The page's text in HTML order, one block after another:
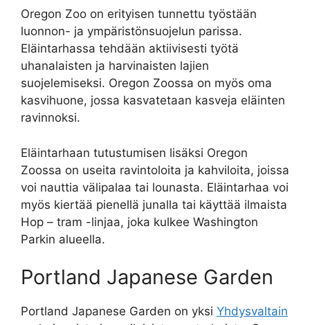
Oregon Zoo on erityisen tunnettu työstään
luonnon- ja ympäristönsuojelun parissa.
Eläintarhassa tehdään aktiivisesti työtä
uhanalaisten ja harvinaisten lajien
suojelemiseksi. Oregon Zoossa on myös oma
kasvihuone, jossa kasvatetaan kasveja eläinten
ravinnoksi.
Eläintarhaan tutustumisen lisäksi Oregon
Zoossa on useita ravintoloita ja kahviloita, joissa
voi nauttia välipalaa tai lounasta. Eläintarhaa voi
myös kiertää pienellä junalla tai käyttää ilmaista
Hop – tram -linjaa, joka kulkee Washington
Parkin alueella.
Portland Japanese Garden
Portland Japanese Garden on yksi Yhdysvaltain